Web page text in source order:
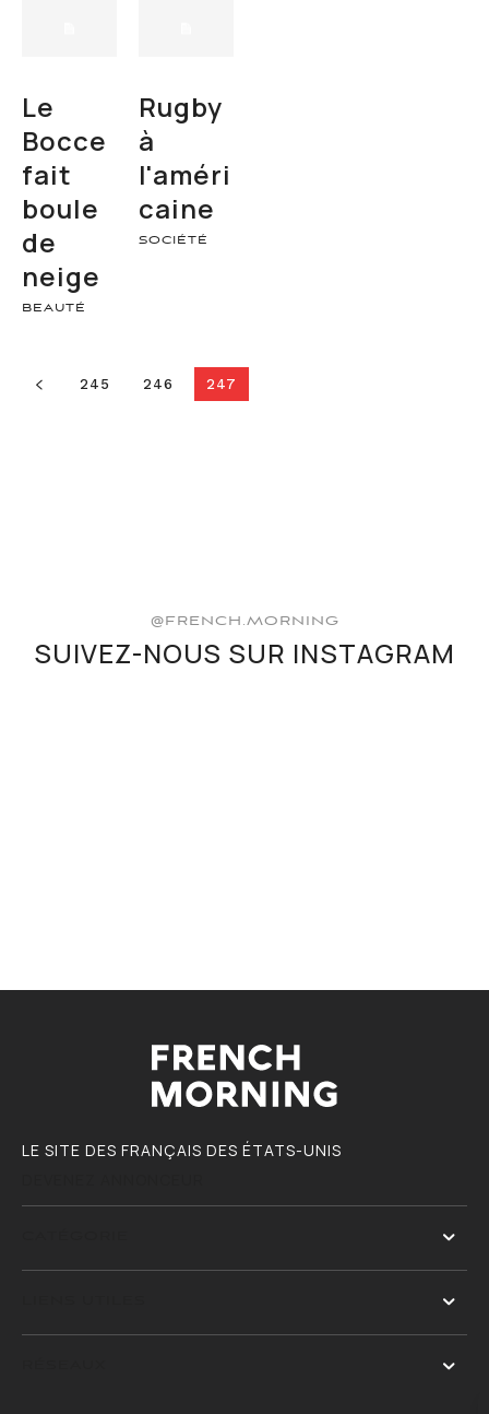
Le
Bocce
fait
boule
de
neige
BEAUTÉ
Rugby
à
l'améri
caine
SOCIÉTÉ
245 246 247
@FRENCH.MORNING
SUIVEZ-NOUS SUR INSTAGRAM
LE SITE DES FRANÇAIS DES ÉTATS-UNIS